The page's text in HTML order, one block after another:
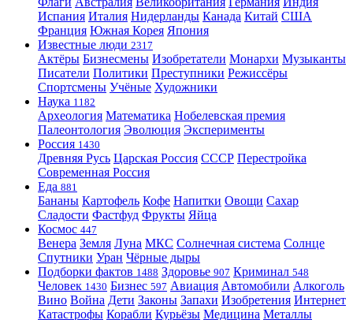
Испания Италия Нидерланды Канада Китай США
Франция Южная Корея Япония
Известные люди 2317
Актёры Бизнесмены Изобретатели Монархи Музыканты
Писатели Политики Преступники Режиссёры
Спортсмены Учёные Художники
Наука 1182
Археология Математика Нобелевская премия
Палеонтология Эволюция Эксперименты
Россия 1430
Древняя Русь Царская Россия СССР Перестройка
Современная Россия
Еда 881
Бананы Картофель Кофе Напитки Овощи Сахар
Сладости Фастфуд Фрукты Яйца
Космос 447
Венера Земля Луна МКС Солнечная система Солнце
Спутники Уран Чёрные дыры
Подборки фактов 1488 Здоровье 907 Криминал 548
Человек 1430 Бизнес 597 Авиация Автомобили Алкоголь
Вино Война Дети Законы Запахи Изобретения Интернет
Катастрофы Корабли Курьёзы Медицина Металлы